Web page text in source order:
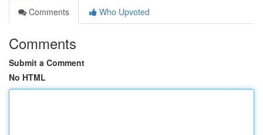
Comments
Who Upvoted
Comments
Submit a Comment
No HTML